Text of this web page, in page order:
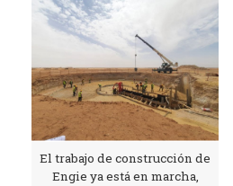
El trabajo de construcción de
Engie ya está en marcha,